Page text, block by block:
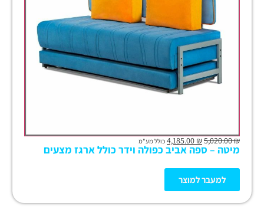
₪
5,020.00
₪ כולל מע"מ
מיטה – ספה אביב כפולה וידר כולל ארגז מצעים
למעבר למוצר